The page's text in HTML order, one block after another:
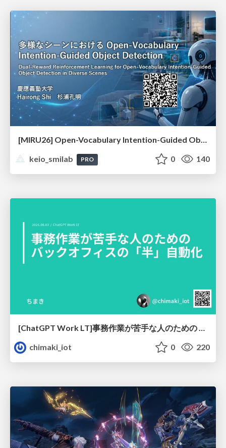
[MIRU26] Open-Vocabulary Intention-Guided Object Detection in Diverse Scenes
keio_smilab
PRO 0 140
[ChatGPT Work LT]事務作業が苦手な人のための バックオフィスの「半」自動化
chimaki_iot
0 220